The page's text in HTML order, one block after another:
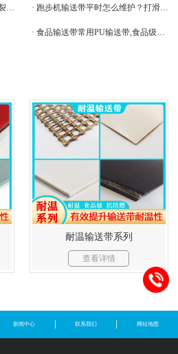
· 裙边输送带接头为什么会出现开裂现象 · 跑步机输送带平时怎么维护？打滑该如何调整
· 食品输送带常用PU输送带,食品级证书安全放心,
耐温输送带系列
查看详情
新闻中心 联系我们 网站地图